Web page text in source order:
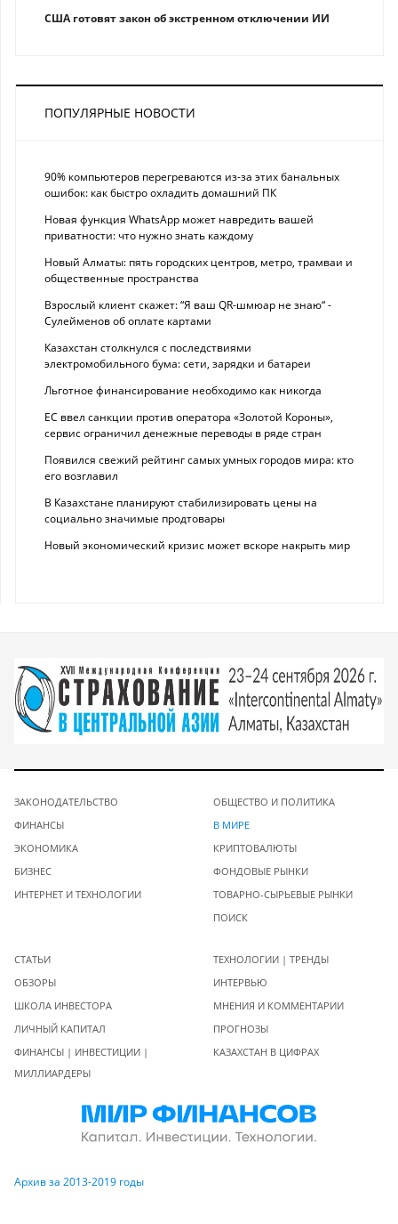
США готовят закон об экстренном отключении ИИ
ПОПУЛЯРНЫЕ НОВОСТИ
90% компьютеров перегреваются из-за этих банальных
ошибок: как быстро охладить домашний ПК
Новая функция WhatsApp может навредить вашей
приватности: что нужно знать каждому
Новый Алматы: пять городских центров, метро, трамваи и
общественные пространства
Взрослый клиент скажет: “Я ваш QR-шмюар не знаю“ -
Сулейменов об оплате картами
Казахстан столкнулся с последствиями
электромобильного бума: сети, зарядки и батареи
Льготное финансирование необходимо как никогда
ЕС ввел санкции против оператора «Золотой Короны»,
сервис ограничил денежные переводы в ряде стран
Появился свежий рейтинг самых умных городов мира: кто
его возглавил
В Казахстане планируют стабилизировать цены на
социально значимые продтовары
Новый экономический кризис может вскоре накрыть мир
ЗАКОНОДАТЕЛЬСТВО
ФИНАНСЫ
ЭКОНОМИКА
БИЗНЕС
ИНТЕРНЕТ И ТЕХНОЛОГИИ
ОБЩЕСТВО И ПОЛИТИКА
В МИРЕ
КРИПТОВАЛЮТЫ
ФОНДОВЫЕ РЫНКИ
ТОВАРНО-СЫРЬЕВЫЕ РЫНКИ
ПОИСК
СТАТЬИ
ОБЗОРЫ
ШКОЛА ИНВЕСТОРА
ЛИЧНЫЙ КАПИТАЛ
ФИНАНСЫ | ИНВЕСТИЦИИ |
МИЛЛИАРДЕРЫ
ТЕХНОЛОГИИ | ТРЕНДЫ
ИНТЕРВЬЮ
МНЕНИЯ И КОММЕНТАРИИ
ПРОГНОЗЫ
КАЗАХСТАН В ЦИФРАХ
Архив за 2013-2019 годы